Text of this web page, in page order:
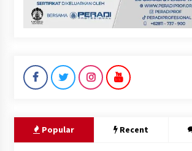
Popular Recent